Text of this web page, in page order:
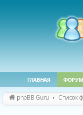
ГЛАВНАЯ
phpBB Guru